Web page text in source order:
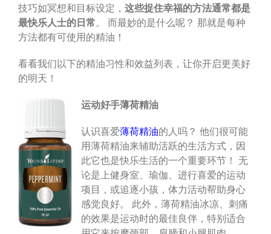
技巧如冥想和目标设定， 这些捉住幸福的方法通常都是
最快乐人士的日常。 而最妙的是什么呢？ 那就是每种
方法都有可使用的精油！
看看我们以下的精油习性和效益列表，让你开启更美好
的明天！
运动好手薄荷精油
认识喜爱薄荷精油的人吗？ 他们很可能
用薄荷精油来辅助活跃的生活方式，因
此它也是快乐生活的一个重要环节！ 无
论是上健身室、瑜伽、进行喜爱的运动
项目，或追逐小孩，体力活动帮助身心
感觉良好。 此外，薄荷精油冰凉、刺痛
的效果是运动时的最佳良伴，特别适合